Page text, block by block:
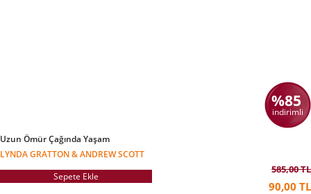
%85
indirimli
Uzun Ömür Çağında Yaşam
LYNDA GRATTON & ANDREW SCOTT
Sepete Ekle
585,00 TL
90,00 TL